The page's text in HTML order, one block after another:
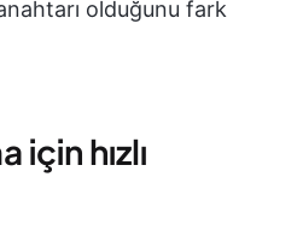
olduğunu fark
için hızlı